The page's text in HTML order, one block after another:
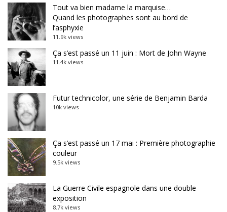
Tout va bien madame la marquise…
Quand les photographes sont au bord de
l’asphyxie
11.9k views
Ça s’est passé un 11 juin : Mort de John Wayne
11.4k views
Futur technicolor, une série de Benjamin Barda
10k views
Ça s’est passé un 17 mai : Première photographie
couleur
9.5k views
La Guerre Civile espagnole dans une double
exposition
8.7k views